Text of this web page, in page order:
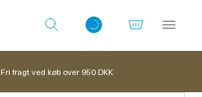
Fri fragt ved køb over 950 DKK